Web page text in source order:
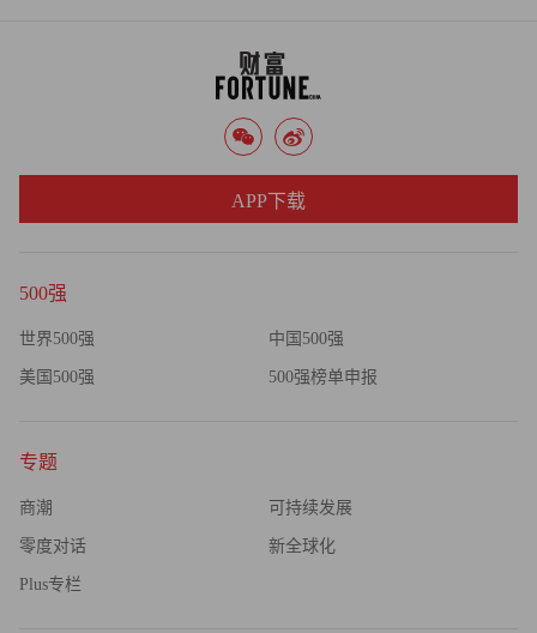
500强
世界500强 中国500强
美国500强 500强榜单申报
专题
商潮 可持续发展
零度对话 新全球化
Plus专栏
APP下载